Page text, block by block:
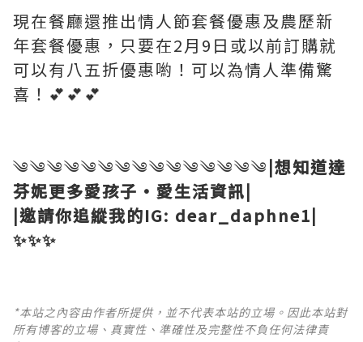
現在餐廳還推出情人節套餐優惠及農歷新
年套餐優惠，只要在2月9日或以前訂購就
可以有八五折優惠喲！可以為情人準備驚
喜！💕💕💕
༄༄༄༄༄༄༄༄༄༄༄༄༄༄༄|想知道達
芬妮更多愛孩子·愛生活資訊|
|邀請你追縱我的IG: dear_daphne1|
✨✨✨
*本站之內容由作者所提供，並不代表本站的立場。因此本站對
所有博客的立場、真實性、準確性及完整性不負任何法律責